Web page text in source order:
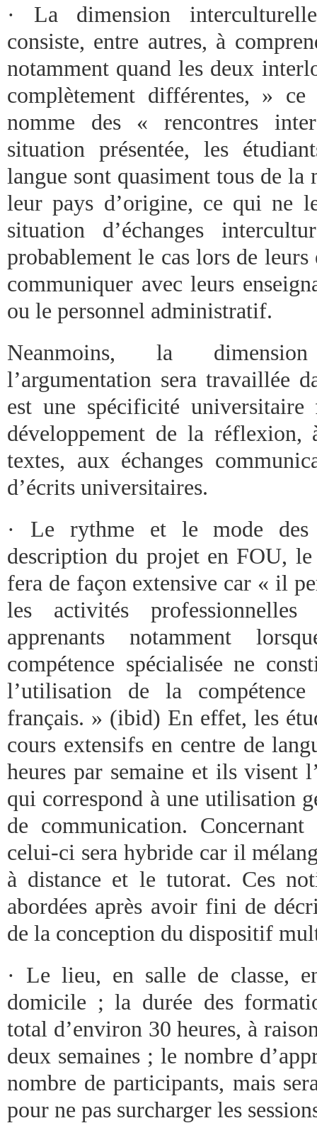
· La dimension
consiste, entre autres, à
notamment quand les deux
complètement différentes, »
nomme des « rencontres
situation présentée, les
langue sont quasiment tous de la
leur pays d’origine, ce qui ne
situation d’échanges
probablement le cas lors de
communiquer avec leurs
ou le personnel administratif.
Neanmoins, la
l’argumentation sera travaillée
est une spécificité universitaire
développement de la réflexion,
textes, aux échanges
d’écrits universitaires.
· Le rythme et le mode
description du projet en FOU,
fera de façon extensive car « il
les activités
apprenants notamment
compétence spécialisée ne
l’utilisation de la
français. » (ibid) En effet, les
cours extensifs en centre de
heures par semaine et ils visent
qui correspond à une utilisation
de communication.
celui-ci sera hybride car il
à distance et le tutorat. Ces
abordées après avoir fini de
de la conception du dispositif
· Le lieu, en salle de classe,
domicile ; la durée des
total d’environ 30 heures, à
deux semaines ; le nombre
nombre de participants, mais
pour ne pas surcharger les